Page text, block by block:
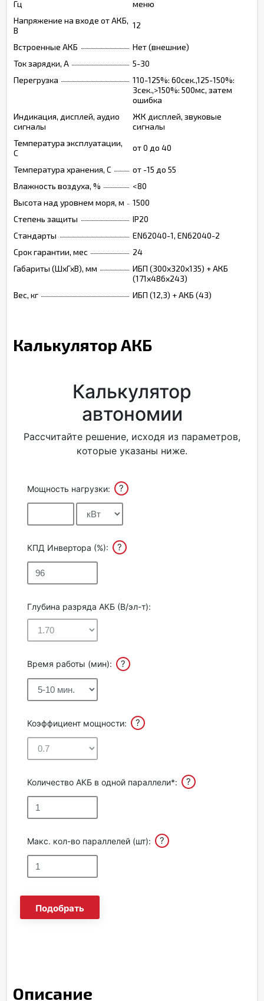
Гц
меню
Напряжение на входе от АКБ,
В
12
Встроенные АКБ
Нет (внешние)
Ток зарядки, А
5-30
Перегрузка
110-125%: 60сек.,125-150%:
3сек.,>150%: 500мс, затем
ошибка
Индикация, дисплей, аудио
сигналы
ЖК дисплей, звуковые
сигналы
Температура эксплуатации,
C
от 0 до 40
Температура хранения, C
от -15 до 55
Влажность воздуха, %
<80
Высота над уровнем моря, м
1500
Степень защиты
IP20
Стандарты
EN62040-1, EN62040-2
Срок гарантии, мес
24
Габариты (ШхГхВ), мм
ИБП (300х320х135) + АКБ
(171х486х243)
Вес, кг
ИБП (12,3) + АКБ (43)
Калькулятор АКБ
Калькулятор
автономии
Рассчитайте решение, исходя из параметров,
которые указаны ниже.
Мощность нагрузки: ?
КПД Инвертора (%): ?
Глубина разряда АКБ (В/эл-т):
Время работы (мин): ?
Коэффициент мощности: ?
Количество АКБ в одной параллели*: ?
Макс. кол-во параллелей (шт): ?
Подобрать
Описание